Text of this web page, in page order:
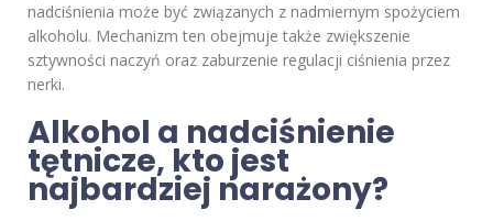
nadciśnienia może być związanych z nadmiernym spożyciem
alkoholu. Mechanizm ten obejmuje także zwiększenie
sztywności naczyń oraz zaburzenie regulacji ciśnienia przez
nerki.
Alkohol a nadciśnienie
tętnicze, kto jest
najbardziej narażony?